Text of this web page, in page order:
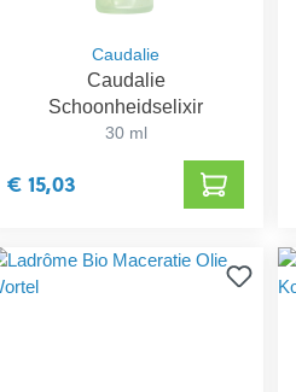
Caudalie
Caudalie
Schoonheidselixir
30 ml
€ 15,03